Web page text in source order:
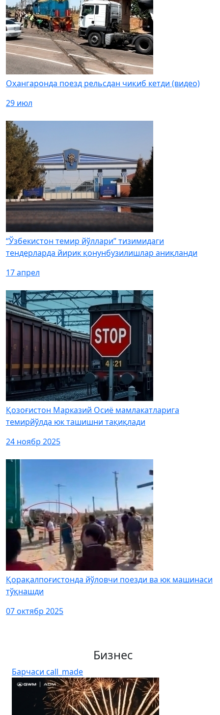
Оҳангаронда поезд рельсдан чиқиб кетди (видео)
29 июл
“Ўзбекистон темир йўллари” тизимидаги
тендерларда йирик қонунбузилишлар аниқланди
17 апрел
Қозоғистон Марказий Осиё мамлакатларига
темирйўлда юк ташишни тақиқлади
24 ноябр 2025
Қорақалпоғистонда йўловчи поезди ва юк машинаси
тўқнашди
07 октябр 2025
Бизнес
Барчаси call_made